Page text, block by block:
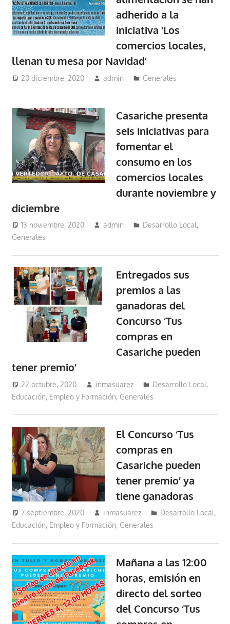
adherido a la
iniciativa ‘Los
comercios locales,
llenan tu mesa por Navidad’
20 diciembre, 2020 admin Generales
Casariche presenta
seis iniciativas para
fomentar el
consumo en los
comercios locales
durante noviembre y
diciembre
13 noviembre, 2020 admin Desarrollo Local,
Generales
Entregados sus
premios a las
ganadoras del
Concurso ‘Tus
compras en
Casariche pueden
tener premio’
22 octubre, 2020 inmasuarez Desarrollo Local,
Educación, Empleo y Formación, Generales
El Concurso ‘Tus
compras en
Casariche pueden
tener premio’ ya
tiene ganadoras
7 septiembre, 2020 inmasuarez Desarrollo Local,
Educación, Empleo y Formación, Generales
Mañana a las 12:00
horas, emisión en
directo del sorteo
del Concurso ‘Tus